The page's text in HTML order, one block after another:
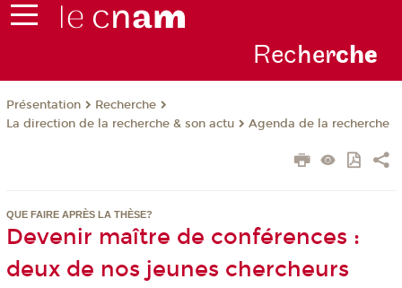
Recherche
Présentation
Recherche
La direction de la recherche & son actu
Agenda de la recherche
QUE FAIRE APRÈS LA THÈSE?
Devenir maître de conférences :
deux de nos jeunes chercheurs